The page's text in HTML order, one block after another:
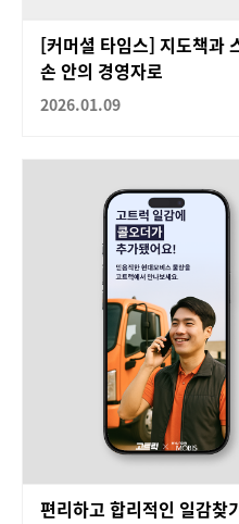
[커머셜 타임스] 지도책과
손 안의 경영자로
2026.01.09
편리하고 합리적인 일감